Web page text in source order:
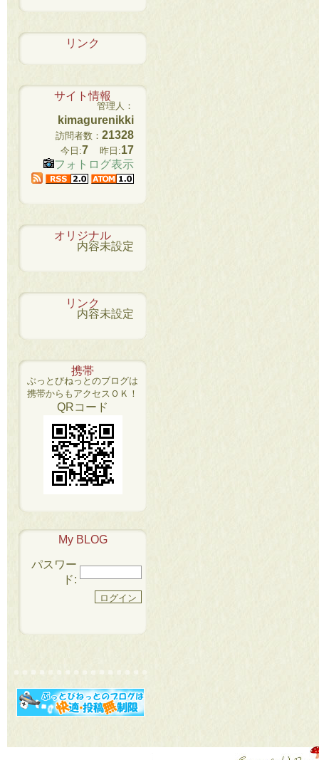
リンク
サイト情報
管理人：
kimagurenikki
訪問者数： 21328
今日:7 昨日:17
フォトログ表示
オリジナル
内容未設定
リンク
内容未設定
携帯
ぶっとびねっとのブログは
携帯からもアクセスＯＫ！
QRコード
My BLOG
パスワー
ド: